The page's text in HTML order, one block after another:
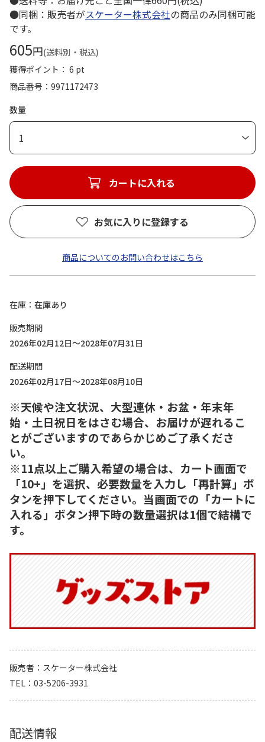
●同梱：販売者がスケーター株式会社の商品のみ同梱可能
です。
605円(送料別・税込)
獲得ポイント： 6 pt
商品番号
9971172473
数量
1
カートに入れる
お気に入りに登録する
商品についてのお問い合わせはこちら
在庫
在庫あり
販売期間
2026年02月12日～2028年07月31日
配送期間
2026年02月17日～2028年08月10日
※天候や注文状況、大型連休・お盆・年末年
始・土日祝日をはさむ場合、お届けが遅れるこ
とがございますのであらかじめご了承くださ
い。
※11点以上ご購入希望の場合は、カート画面で
「10+」を選択、必要数量を入力し「再計算」ボ
タンを押下してください。当画面での「カートに
入れる」ボタン押下時の数量選択は1個で結構で
す。
販売者
スケーター株式会社
TEL
03-5206-3931
配送情報